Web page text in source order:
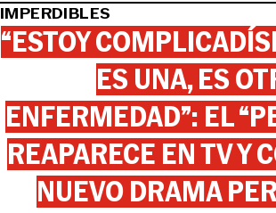
IMPERDIBLES
“ESTOY
ES UNA, ES
ENFERMEDAD”: EL
REAPARECE EN TV Y
NUEVO DRAMA